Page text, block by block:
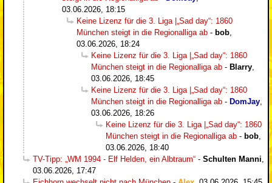
03.06.2026, 18:15
Keine Lizenz für die 3. Liga |„Sad day“: 1860
München steigt in die Regionalliga ab - bob
03.06.2026, 18:24
Keine Lizenz für die 3. Liga |„Sad day“: 1860
München steigt in die Regionalliga ab - Blarry
03.06.2026, 18:45
Keine Lizenz für die 3. Liga |„Sad day“: 1860
München steigt in die Regionalliga ab - DomJay
03.06.2026, 18:26
Keine Lizenz für die 3. Liga |„Sad day“: 1860
München steigt in die Regionalliga ab - bob
03.06.2026, 18:40
TV-Tipp: „WM 1994 - Elf Helden, ein Albtraum“ - Schulten Manni
03.06.2026, 17:47